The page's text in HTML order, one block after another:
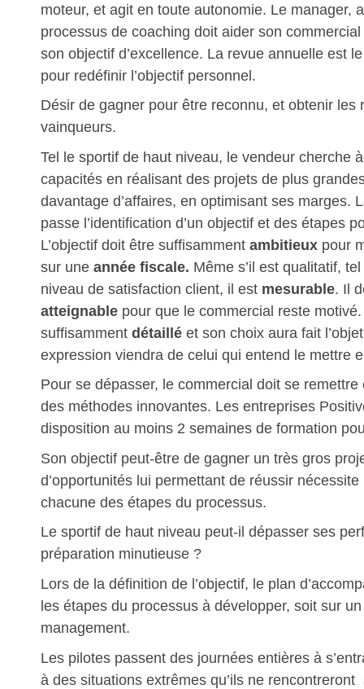
moteur, et agit en toute autonomie. Le manager,
processus de coaching doit aider son
son objectif d’excellence. La revue annuelle est
pour redéfinir l’objectif personnel.
Désir de gagner pour être reconnu, et obtenir les
vainqueurs.
Tel le sportif de haut niveau, le vendeur cherche
capacités en réalisant des projets de plus
davantage d’affaires, en optimisant ses marges.
passe l’identification d’un objectif et des étapes
L’objectif doit être suffisamment ambitieux pour
sur une année fiscale. Même s’il est qualitatif,
niveau de satisfaction client, il est mesurable. Il
atteignable pour que le commercial reste
suffisamment détaillé et son choix aura fait
expression viendra de celui qui entend le mettre
Pour se dépasser, le commercial doit se
des méthodes innovantes. Les entreprises
disposition au moins 2 semaines de formation
Son objectif peut-être de gagner un très gros
d’opportunités lui permettant de réussir
chacune des étapes du processus.
Le sportif de haut niveau peut-il dépasser ses
préparation minutieuse ?
Lors de la définition de l’objectif, le plan
les étapes du processus à développer, soit sur un
management.
Les pilotes passent des journées entières à
à des situations extrêmes qu’ils ne